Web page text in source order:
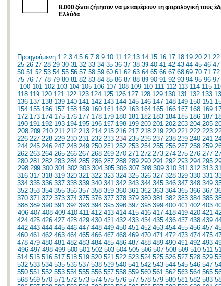
8.000 ξένοι ζήτησαν να μεταφέρουν τη φορολογική τους
Ελλάδα
Προηγούμενη 1 2 3 4 5 6 7 8 9 10 11 12 13 14 15 16 17 18 19 20 21 22
25 26 27 28 29 30 31 32 33 34 35 36 37 38 39 40 41 42 43 44 45 46 47
50 51 52 53 54 55 56 57 58 59 60 61 62 63 64 65 66 67 68 69 70 71 72
75 76 77 78 79 80 81 82 83 84 85 86 87 88 89 90 91 92 93 94 95 96 97
100 101 102 103 104 105 106 107 108 109 110 111 112 113 114 115
118 119 120 121 122 123 124 125 126 127 128 129 130 131 132 133
136 137 138 139 140 141 142 143 144 145 146 147 148 149 150 151
154 155 156 157 158 159 160 161 162 163 164 165 166 167 168 169
172 173 174 175 176 177 178 179 180 181 182 183 184 185 186 187
190 191 192 193 194 195 196 197 198 199 200 201 202 203 204 205
208 209 210 211 212 213 214 215 216 217 218 219 220 221 222 223
226 227 228 229 230 231 232 233 234 235 236 237 238 239 240 241
244 245 246 247 248 249 250 251 252 253 254 255 256 257 258 259
262 263 264 265 266 267 268 269 270 271 272 273 274 275 276 277
280 281 282 283 284 285 286 287 288 289 290 291 292 293 294 295
298 299 300 301 302 303 304 305 306 307 308 309 310 311 312 313
316 317 318 319 320 321 322 323 324 325 326 327 328 329 330 331
334 335 336 337 338 339 340 341 342 343 344 345 346 347 348 349
352 353 354 355 356 357 358 359 360 361 362 363 364 365 366 367
370 371 372 373 374 375 376 377 378 379 380 381 382 383 384 385
388 389 390 391 392 393 394 395 396 397 398 399 400 401 402 403
406 407 408 409 410 411 412 413 414 415 416 417 418 419 420 421
424 425 426 427 428 429 430 431 432 433 434 435 436 437 438 439
442 443 444 445 446 447 448 449 450 451 452 453 454 455 456 457
460 461 462 463 464 465 466 467 468 469 470 471 472 473 474 475
478 479 480 481 482 483 484 485 486 487 488 489 490 491 492 493
496 497 498 499 500 501 502 503 504 505 506 507 508 509 510 511
514 515 516 517 518 519 520 521 522 523 524 525 526 527 528 529
532 533 534 535 536 537 538 539 540 541 542 543 544 545 546 547
550 551 552 553 554 555 556 557 558 559 560 561 562 563 564 565
568 569 570 571 572 573 574 575 576 577 578 579 580 581 582 583